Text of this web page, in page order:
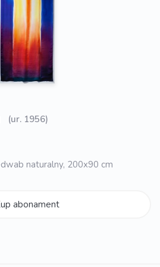
(ur. 1956)
naturalny, 200x90 cm
abonament